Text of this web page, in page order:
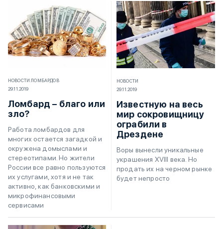
НОВОСТИ ЛОМБАРДОВ
29.11.2019
Ломбард – благо или
зло?
Работа ломбардов для
многих остается загадкой и
окружена домыслами и
стереотипами. Но жители
России все равно пользуются
их услугами, хотя и не так
активно, как банковскими и
микрофинансовыми
сервисами
НОВОСТИ
29.11.2019
Известную на весь
мир сокровищницу
ограбили в
Дрездене
Воры вынесли уникальные
украшения XVIII века. Но
продать их на черном рынке
будет непросто